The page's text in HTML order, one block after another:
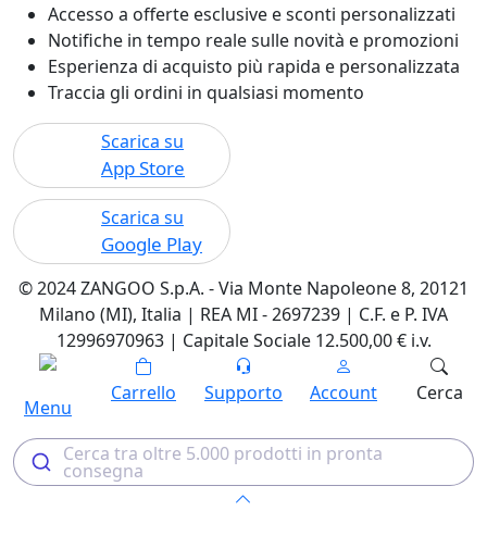
Accesso a offerte esclusive e sconti personalizzati
Notifiche in tempo reale sulle novità e promozioni
Esperienza di acquisto più rapida e personalizzata
Traccia gli ordini in qualsiasi momento
Scarica su
App Store
Scarica su
Google Play
© 2024 ZANGOO S.p.A. - Via Monte Napoleone 8, 20121
Milano (MI), Italia | REA MI - 2697239 | C.F. e P. IVA
12996970963 | Capitale Sociale 12.500,00 € i.v.
Menu
Carrello Supporto Account Cerca
Cerca tra oltre 5.000 prodotti in pronta
consegna